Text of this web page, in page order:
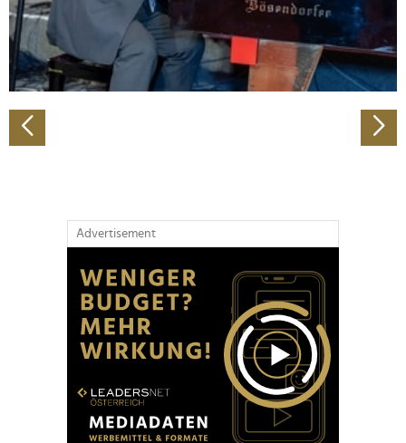
Wir verwenden Cookies, um Inhalte und Anzeigen zu
personalisieren, Funktionen für soziale Medien anbieten
zu können und die Zugriffe auf unsere Website zu
analysieren. Außerdem geben wir Informationen zu Ihrer
Verwendung unserer Website an unsere Partner für
soziale Medien, Werbung und Analysen weiter. Unsere
Partner führen diese Informationen möglicherweise mit
Advertisement